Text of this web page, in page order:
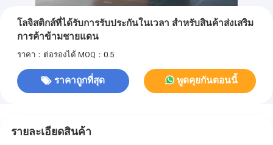
โลจิสติกส์ที่ได้รับการรับประกันในเวลา สําหรับสินค้าส่งเสริม
การค้าข้ามชายแดน
ราคา：ต่อรองได้ MOQ：0.5
ราคาถูกที่สุด พูดคุยกันตอนนี้
รายละเอียดสินค้า